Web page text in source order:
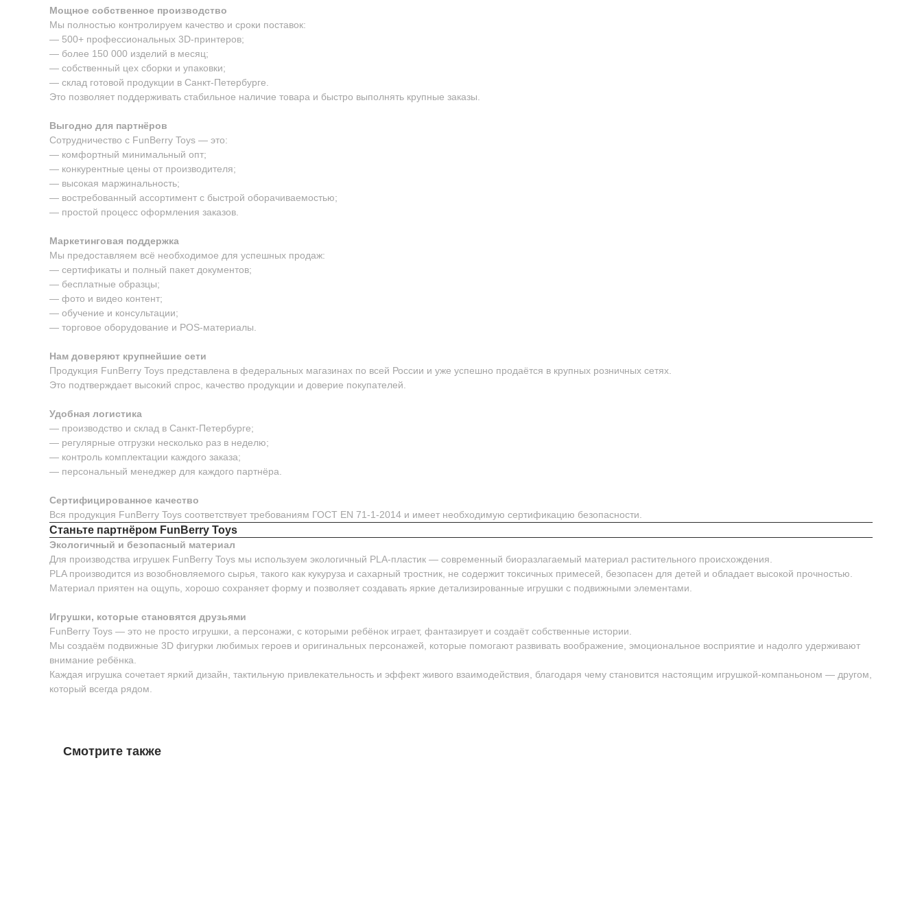
Мощное собственное производство
Мы полностью контролируем качество и сроки поставок:
— 500+ профессиональных 3D-принтеров;
— более 150 000 изделий в месяц;
— собственный цех сборки и упаковки;
— склад готовой продукции в Санкт-Петербурге.
Это позволяет поддерживать стабильное наличие товара и быстро выполнять крупные заказы.
Выгодно для партнёров
Сотрудничество с FunBerry Toys — это:
— комфортный минимальный опт;
— конкурентные цены от производителя;
— высокая маржинальность;
— востребованный ассортимент с быстрой оборачиваемостью;
— простой процесс оформления заказов.
Маркетинговая поддержка
Мы предоставляем всё необходимое для успешных продаж:
— сертификаты и полный пакет документов;
— бесплатные образцы;
— фото и видео контент;
— обучение и консультации;
— торговое оборудование и POS-материалы.
Нам доверяют крупнейшие сети
Продукция FunBerry Toys представлена в федеральных магазинах по всей России и уже успешно продаётся в крупных розничных сетях.
Это подтверждает высокий спрос, качество продукции и доверие покупателей.
Удобная логистика
— производство и склад в Санкт-Петербурге;
— регулярные отгрузки несколько раз в неделю;
— контроль комплектации каждого заказа;
— персональный менеджер для каждого партнёра.
Сертифицированное качество
Вся продукция FunBerry Toys соответствует требованиям ГОСТ EN 71-1-2014 и имеет необходимую сертификацию безопасности.
Станьте партнёром FunBerry Toys
Экологичный и безопасный материал
Для производства игрушек FunBerry Toys мы используем экологичный PLA-пластик — современный биоразлагаемый материал растительного происхождения.
PLA производится из возобновляемого сырья, такого как кукуруза и сахарный тростник, не содержит токсичных примесей, безопасен для детей и обладает высокой прочностью.
Материал приятен на ощупь, хорошо сохраняет форму и позволяет создавать яркие детализированные игрушки с подвижными элементами.
Игрушки, которые становятся друзьями
FunBerry Toys — это не просто игрушки, а персонажи, с которыми ребёнок играет, фантазирует и создаёт собственные истории.
Мы создаём подвижные 3D фигурки любимых героев и оригинальных персонажей, которые помогают развивать воображение, эмоциональное восприятие и надолго удерживают
внимание ребёнка.
Каждая игрушка сочетает яркий дизайн, тактильную привлекательность и эффект живого взаимодействия, благодаря чему становится настоящим игрушкой-компаньоном — другом,
который всегда рядом.
Смотрите также